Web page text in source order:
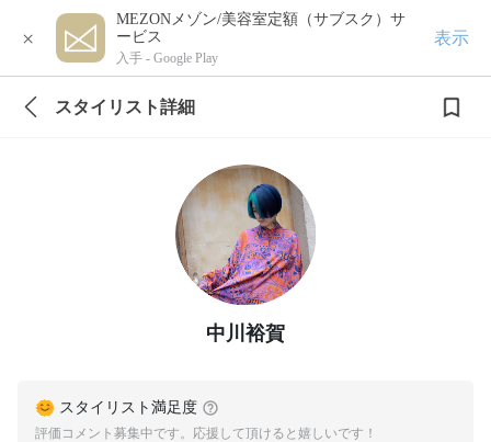
×
MEZONメゾン/美容室定額（サブスク）サ
ービス
入手 - Google Play
表示
スタイリスト詳細
中川裕賀
スタイリスト満足度
評価コメント募集中です。応援して頂けると嬉しいです！